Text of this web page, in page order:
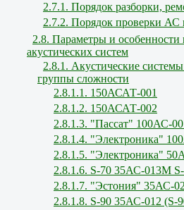
2.7.1. Порядок разборки,
2.7.2. Порядок проверки АС
2.8. Параметры и особенности
акустических систем
2.8.1. Акустические
группы сложности
2.8.1.1. 150АСАТ-001
2.8.1.2. 150АСАТ-002
2.8.1.3. "Пассат" 100АС-
2.8.1.4. "Электроника"
2.8.1.5. "Электроника"
2.8.1.6. S-70 35АС-013М
2.8.1.7. "Эстония" 35АС-
2.8.1.8. S-90 35АС-012 (S-